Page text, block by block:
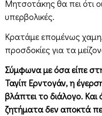
Μητσοτάκης θα πει ότι
υπερβολικές.
Κρατάμε επομένως
προσδοκίες για τα
Σύμφωνα με όσα είπε
Ταγίπ Ερντογάν, η
βλάπτει το διάλογο.
ζητήματα δεν αποκτά